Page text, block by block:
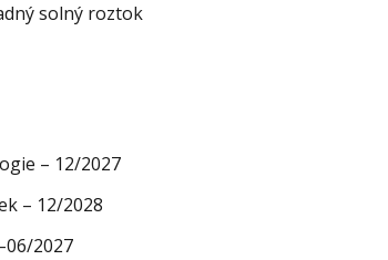
solný roztok
– 12/2027
– 12/2028
2027